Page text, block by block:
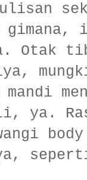
gimana,
Otak
Rasa